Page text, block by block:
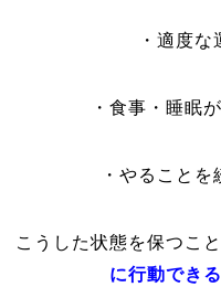
・適度
・食事・睡眠
・やること
こうした状態を保つこ
に行動できる